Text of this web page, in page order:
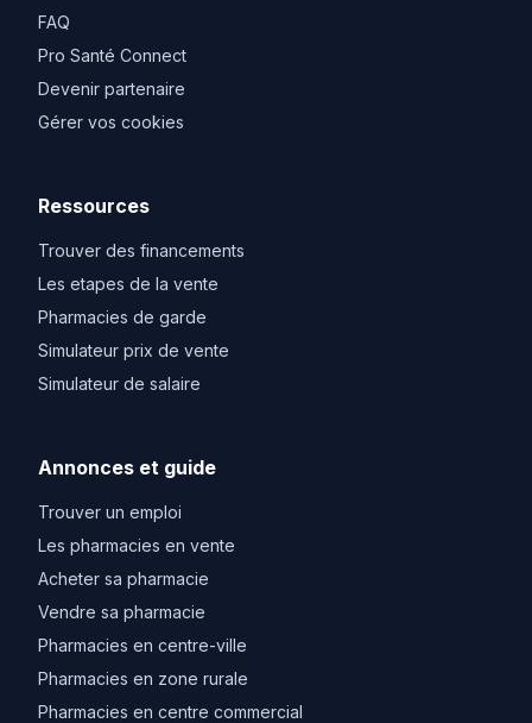
FAQ
Pro Santé Connect
Devenir partenaire
Gérer vos cookies
Ressources
Trouver des financements
Les etapes de la vente
Pharmacies de garde
Simulateur prix de vente
Simulateur de salaire
Annonces et guide
Trouver un emploi
Les pharmacies en vente
Acheter sa pharmacie
Vendre sa pharmacie
Pharmacies en centre-ville
Pharmacies en zone rurale
Pharmacies en centre commercial